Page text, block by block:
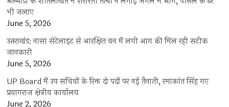
भी जलाए
June 5, 2026
उत्तराखंड: नासा सेटेलाइट से आरक्षित वन में लगी आग की मिल रही सटीक
जानकारी
June 5, 2026
UP Board में उप सचिवों के रिक्त दो पदों पर नई तैनाती, रमाकांत सिंह गए
प्रयागराज क्षेत्रीय कार्यालय
June 2, 2026